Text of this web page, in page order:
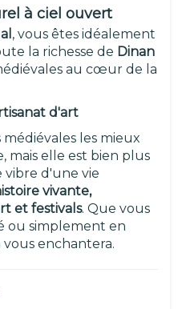
à ciel ouvert
, vous êtes idéalement
la richesse de Dinan
au cœur de la
d'art
les mieux
mais elle est bien plus
vibre d'une vie
vivante,
et festivals. Que vous
ou simplement en
enchantera.